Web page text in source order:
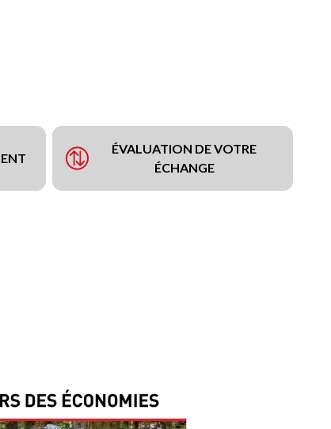
ÉVALUATION DE VOTRE
ÉCHANGE